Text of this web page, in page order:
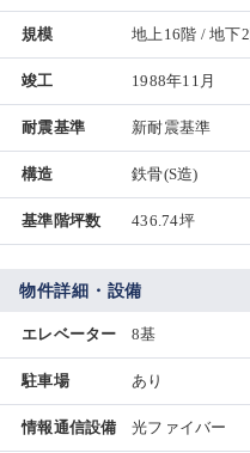
規模 地上16階 / 地下
竣工 1988年11月
耐震基準 新耐震基準
構造 鉄骨(S造)
基準階坪数 436.74坪
物件詳細・設備
エレベーター 8基
駐車場 あり
情報通信設備 光ファイバー